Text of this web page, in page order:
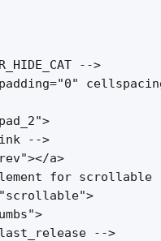
-->
-->
a>
for scrollable
-->